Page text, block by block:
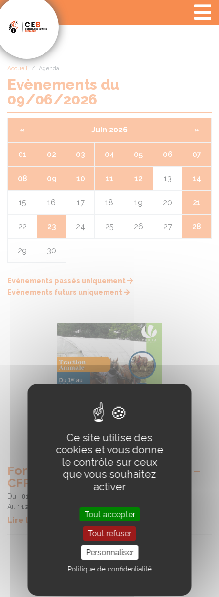
Accueil Agenda
Evènements du
09/06/2026
« Juin 2026 »
01 02 03 04 05 06 07
08 09 10 11 12 13 14
15 16 17 18 19 20 21
22 23 24 25 26 27 28
29 30
Evènements passés uniquement
Evènements futurs uniquement
Formation en traction animale –
CFPPA de Kernilien
Du : 01/06/2026
Au : 12/06/2026
Lire la suite
Panneau de gestion des cookies
Ce site utilise des
cookies et vous donne
le contrôle sur ceux
que vous souhaitez
activer
Tout accepter
Tout refuser
Personnaliser
Politique de confidentialité